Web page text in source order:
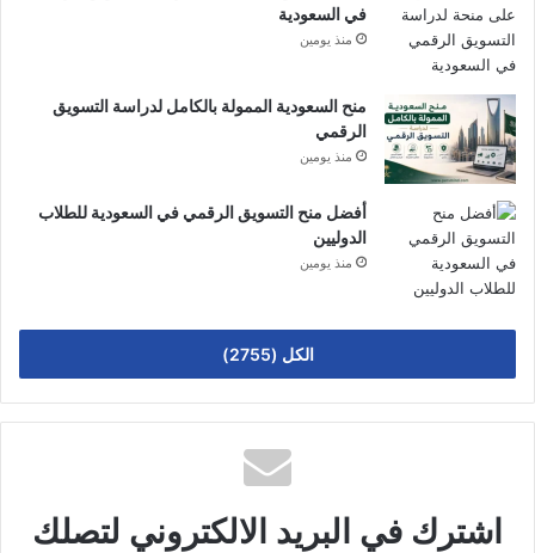
في السعودية
منذ يومين
منح السعودية الممولة بالكامل لدراسة التسويق
الرقمي
منذ يومين
أفضل منح التسويق الرقمي في السعودية للطلاب
الدوليين
منذ يومين
الكل (2755)
اشترك في البريد الالكتروني لتصلك